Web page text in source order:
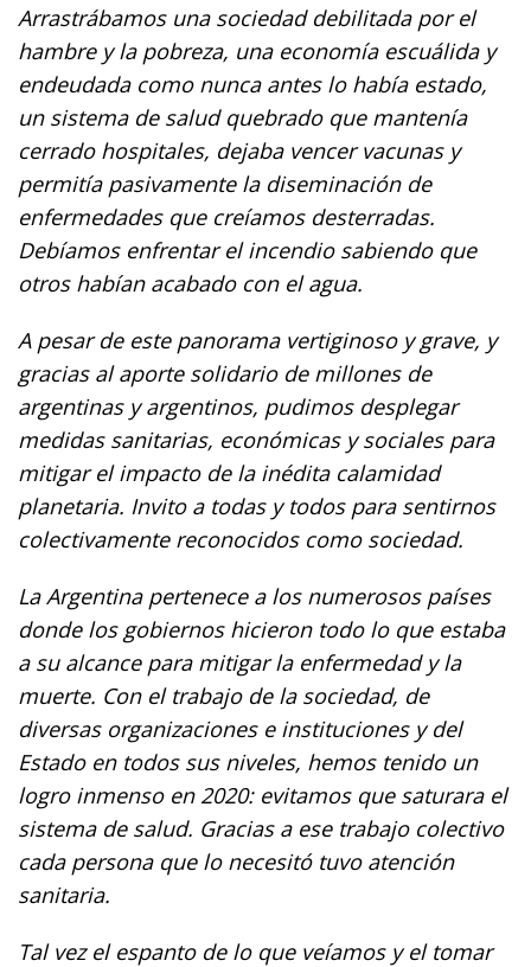
Arrastrábamos una sociedad debilitada por el
hambre y la pobreza, una economía escuálida y
endeudada como nunca antes lo había estado,
un sistema de salud quebrado que mantenía
cerrado hospitales, dejaba vencer vacunas y
permitía pasivamente la diseminación de
enfermedades que creíamos desterradas.
Debíamos enfrentar el incendio sabiendo que
otros habían acabado con el agua.
A pesar de este panorama vertiginoso y grave, y
gracias al aporte solidario de millones de
argentinas y argentinos, pudimos desplegar
medidas sanitarias, económicas y sociales para
mitigar el impacto de la inédita calamidad
planetaria. Invito a todas y todos para sentirnos
colectivamente reconocidos como sociedad.
La Argentina pertenece a los numerosos países
donde los gobiernos hicieron todo lo que estaba
a su alcance para mitigar la enfermedad y la
muerte. Con el trabajo de la sociedad, de
diversas organizaciones e instituciones y del
Estado en todos sus niveles, hemos tenido un
logro inmenso en 2020: evitamos que saturara el
sistema de salud. Gracias a ese trabajo colectivo
cada persona que lo necesitó tuvo atención
sanitaria.
Tal vez el espanto de lo que veíamos y el tomar